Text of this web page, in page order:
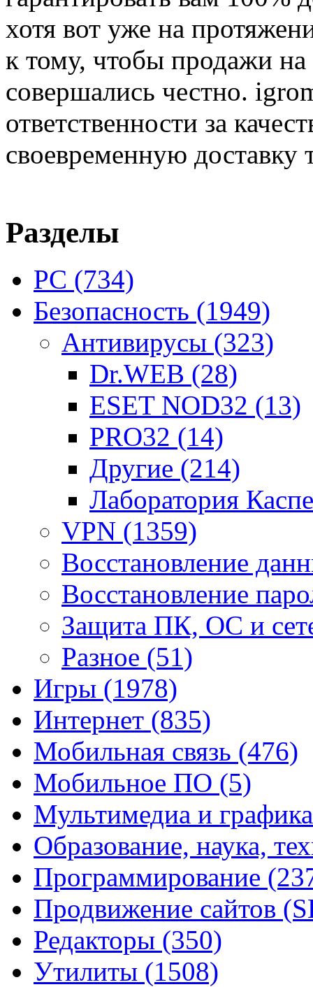
хотя вот уже на
к тому, чтобы продажи
совершались честно.
ответственности за
своевременную доставку
Разделы
PC (734)
Безопасность (1949)
Антивирусы (323)
Dr.WEB (28)
ESET NOD32 (13)
PRO32 (14)
Другие (214)
Лаборатория
VPN (1359)
Восстановление
Восстановление
Защита ПК, ОС и
Разное (51)
Игры (1978)
Интернет (835)
Мобильная связь (476)
Мобильное ПО (5)
Мультимедиа и
Образование, наука,
Программирование
Продвижение сайтов
Редакторы (350)
Утилиты (1508)